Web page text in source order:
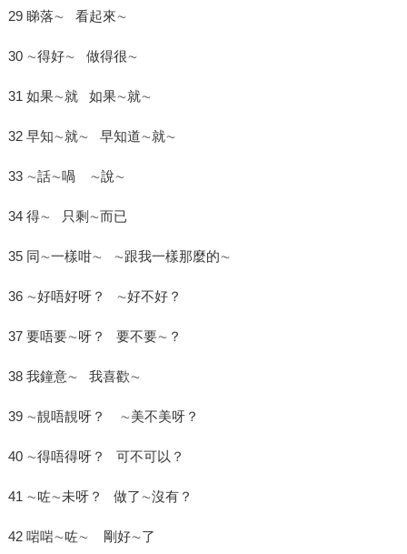
29 睇落∼ 看起來∼
30 ∼得好∼ 做得很∼
31 如果∼就 如果∼就∼
32 早知∼就∼ 早知道∼就∼
33 ∼話∼喎 ∼說∼
34 得∼ 只剩∼而已
35 同∼一樣咁∼ ∼跟我一樣那麼的∼
36 ∼好唔好呀？ ∼好不好？
37 要唔要∼呀？ 要不要∼？
38 我鐘意∼ 我喜歡∼
39 ∼靚唔靚呀？ ∼美不美呀？
40 ∼得唔得呀？ 可不可以？
41 ∼咗∼未呀？ 做了∼沒有？
42 啱啱∼咗∼ 剛好∼了